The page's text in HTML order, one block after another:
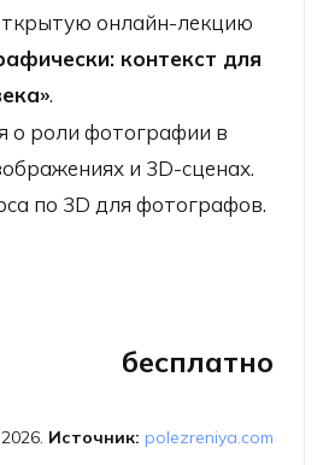
онлайн-лекцию
контекст для
.
о роли фотографии в
и 3D-сценах.
по 3D для фотографов.
лекция «Видеть
и человека»бесплатно
Источник: polezreniya.com